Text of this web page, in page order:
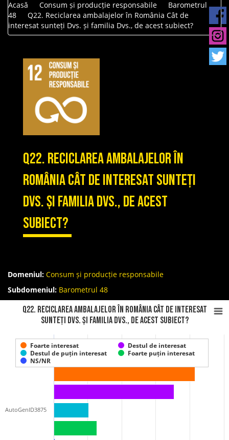
Acasă Consum și producție responsabile
Barometrul
48
Q22. Reciclarea ambalajelor în România Cât de
interesat sunteți Dvs. și familia Dvs., de acest subiect?
Q22. Reciclarea ambalajelor în
România Cât de interesat sunteți
Dvs. și familia Dvs., de acest
subiect?
Domeniul: Consum și producție responsabile
Subdomeniul: Barometrul 48
Q22. Reciclarea ambalajelor în România Cât de interesat
sunteți Dvs. și familia Dvs., de acest subiect?
Foarte interesat
Destul de interesat
Destul de puțin interesat
Foarte puțin interesat
NS/NR
AutoGenID3875